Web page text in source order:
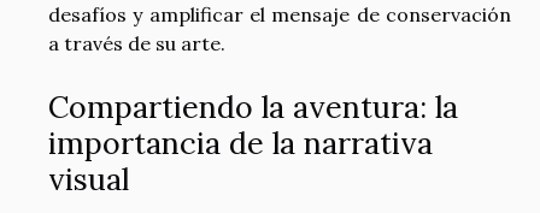
desafíos y amplificar el mensaje de conservación
a través de su arte.
Compartiendo la aventura: la
importancia de la narrativa
visual